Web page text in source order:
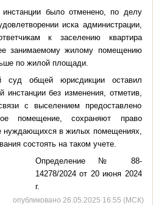
было отменено, по делу
иска администрации,
к заселению квартира
занимаемому жилому помещению
по жилой площади.
суд общей юрисдикции оставил
инстанции без изменения, отметив,
с выселением предоставлено
помещение, сохраняют право
нуждающихся в жилых помещениях,
состоять на таком учете.
Определение № 88-
14278/2024 от 20 июня 2024
г.
опубликовано 26.05.2025 16:55 (МСК)